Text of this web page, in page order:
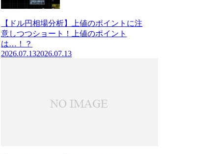
【ドル円相場分析】上値のポイントに注
意しつつショート！上値のポイント
は…！？
2026.07.132026.07.13